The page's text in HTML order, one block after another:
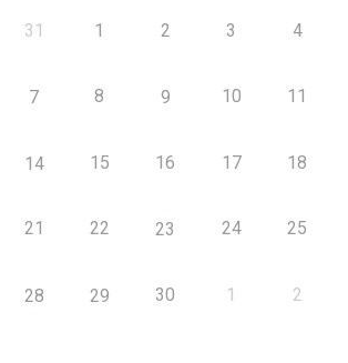
31 1 2 3 4
7 8 9 10 11
14 15 16 17 18
21 22 23 24 25
28 29 30 1 2